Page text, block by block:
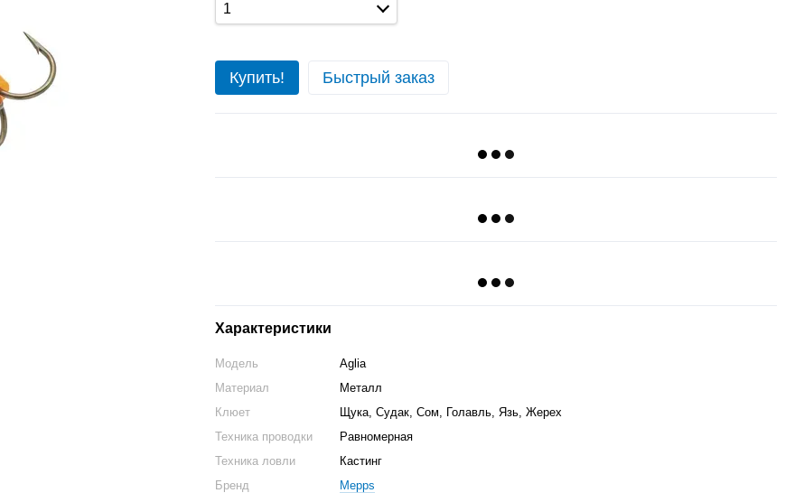
1
Купить! Быстрый заказ
Характеристики
Модель
Aglia
Материал
Металл
Клюет
Щука, Судак, Сом, Голавль, Язь, Жерех
Техника проводки
Равномерная
Техника ловли
Кастинг
Бренд
Mepps